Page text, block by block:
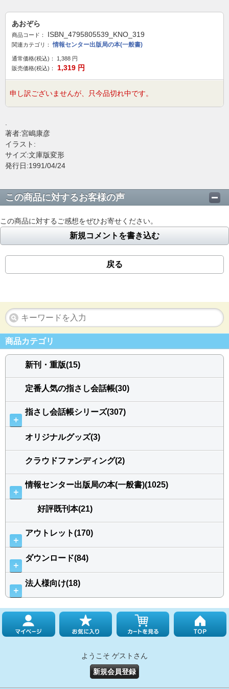
あおぞら
商品コード： ISBN_4795805539_KNO_319
関連カテゴリ： 情報センター出版局の本(一般書)
通常価格(税込)： 1,388 円
販売価格(税込)：
1,319 円
申し訳ございませんが、只今品切れ中です。
著者:宮嶋康彦
イラスト:
サイズ:文庫版変形
発行日:1991/04/24
この商品に対するお客様の声
この商品に対するご感想をぜひお寄せください。
新規コメントを書き込む
戻る
商品カテゴリ
新刊・重版(15)
定番人気の指さし会話帳(30)
＋
指さし会話帳シリーズ(307)
オリジナルグッズ(3)
クラウドファンディング(2)
＋
情報センター出版局の本(一般書)(1025)
好評既刊本(21)
＋
アウトレット(170)
＋
ダウンロード(84)
＋
法人様向け(18)
ようこそ ゲストさん
新規会員登録